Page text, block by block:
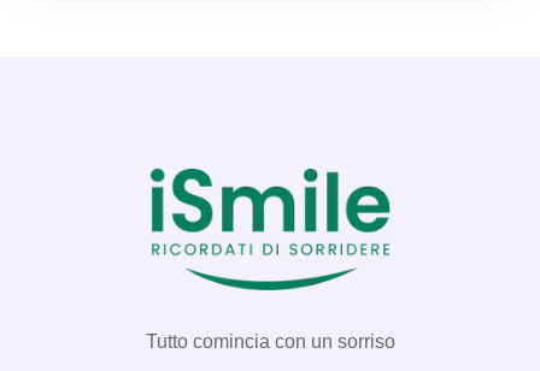
Tutto comincia con un sorriso